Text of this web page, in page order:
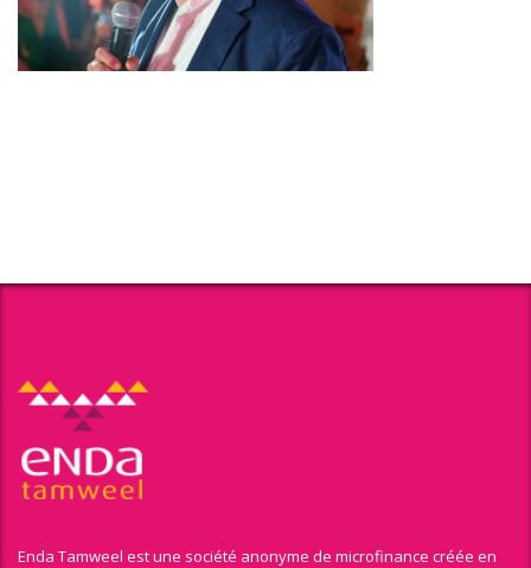
Enda Tamweel est une société anonyme de microfinance créée en